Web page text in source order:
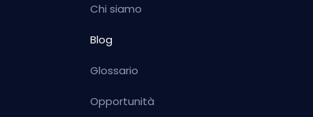
Chi siamo
Blog
Glossario
Opportunità